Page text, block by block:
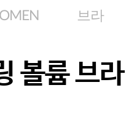
브라
볼륨 브라